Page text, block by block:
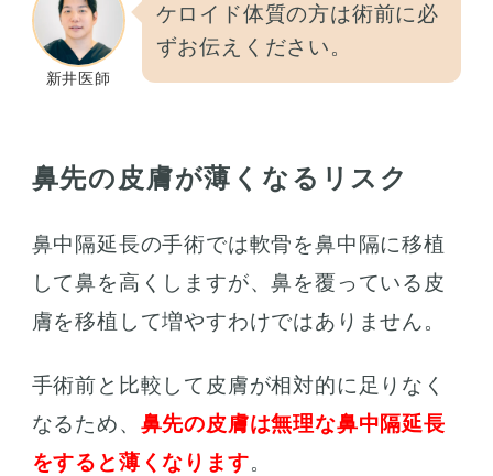
新井医師
ケロイド体質の方は術前に必
ずお伝えください。
鼻先の皮膚が薄くなるリスク
鼻中隔延長の手術では軟骨を鼻中隔に移植
して鼻を高くしますが、鼻を覆っている皮
膚を移植して増やすわけではありません。
手術前と比較して皮膚が相対的に足りなく
なるため、 鼻先の皮膚は無理な鼻中隔延長
をすると薄くなります。